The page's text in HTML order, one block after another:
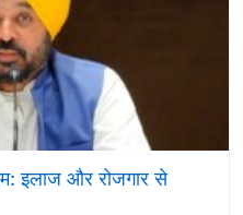
इलाज और रोजगार से